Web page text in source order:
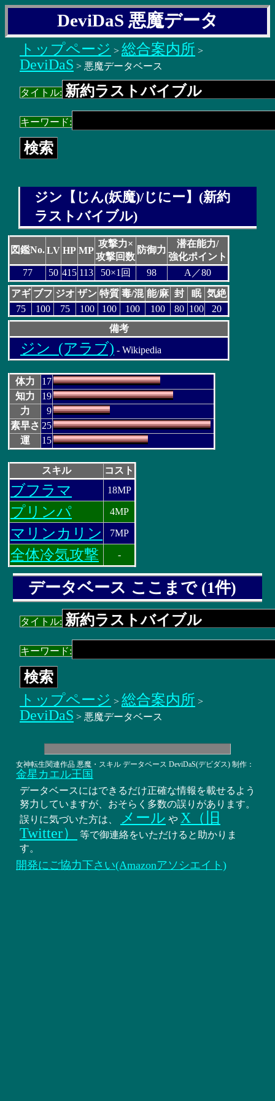
DeviDaS 悪魔データ
トップページ > 総合案内所 >
DeviDaS > 悪魔データベース
タイトル:
キーワード:
ジン【じん(妖魔)/じにー】(新約
ラストバイブル)
図鑑No.LV HP MP
攻撃力×
攻撃回数
防御力
潜在能力/
強化ポイント
77
50 415 113 50×1回 98
A／80
アギ ブフ ジオ ザン 特質 毒/混 能/麻 封 眠 気絶
75
100 75 100 100 100 100 80 100
20
備考
ジン_(アラブ) - Wikipedia
体力
17
知力
19
力
9
素早さ 25
運
15
スキル コスト
ブフラマ 18MP
プリンパ 4MP
マリンカリン 7MP
全体冷気攻撃 -
データベース ここまで (1件)
タイトル:
キーワード:
トップページ > 総合案内所 >
DeviDaS > 悪魔データベース
女神転生関連作品 悪魔・スキル データベース DeviDaS(デビダス) 制作：
金星カエル王国
データベースにはできるだけ正確な情報を載せるよう
努力していますが、おそらく多数の誤りがあります。
誤りに気づいた方は、
メール や X（旧
Twitter）
等で御連絡をいただけると助かりま
す。
開発にご協力下さい(Amazonアソシエイト)